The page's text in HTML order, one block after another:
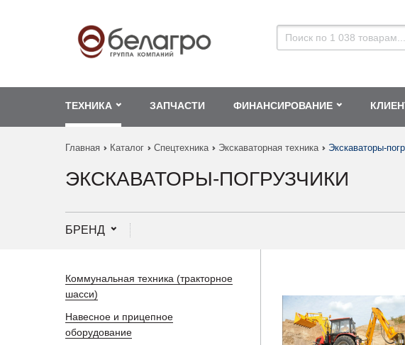
ТЕХНИКА ЗАПЧАСТИ ФИНАНСИРОВАНИЕ
Главная Каталог Спецтехника Экскаваторная техника Экскаваторы-
ЭКСКАВАТОРЫ-ПОГРУЗЧИКИ
БРЕНД
Коммунальная техника (тракторное
шасси)
Навесное и прицепное
оборудование